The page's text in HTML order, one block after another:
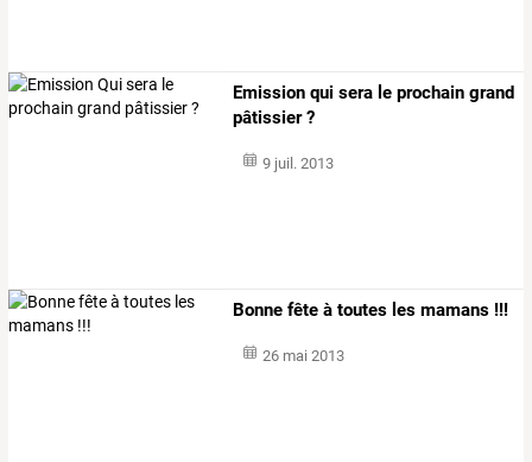
Emission qui sera le prochain grand
pâtissier ?
9 juil. 2013
Bonne fête à toutes les mamans !!!
26 mai 2013